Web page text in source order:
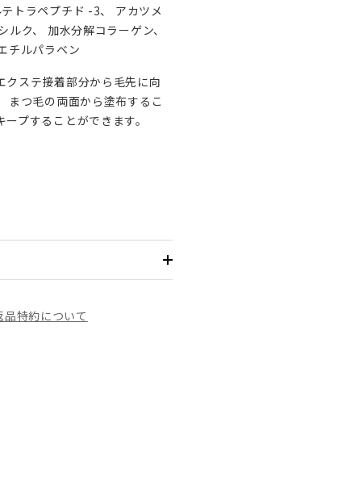
トラペプチド -3、 アカツメ
ク、 加水分解コラーゲン、
チルパラベン
クステ接着部分から毛先に向
まつ毛の両面から塗布するこ
プすることができます。
品特約について